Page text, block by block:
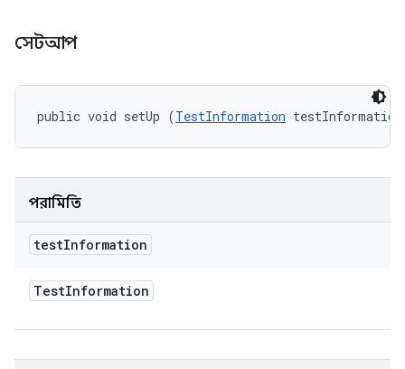
সেটআপ
public void setUp (TestInformation
পরামিতি
testInformation
TestInformation